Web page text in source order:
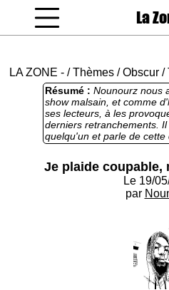
La
LA ZONE - /Thèmes /Obscur /
Résumé : Nounourz nous
show malsain, et comme
ses lecteurs, à les
derniers retranchements.
quelqu'un et parle de cette
de ce qu'il en retire. On
Je plaide coupable,
Le 19/
par